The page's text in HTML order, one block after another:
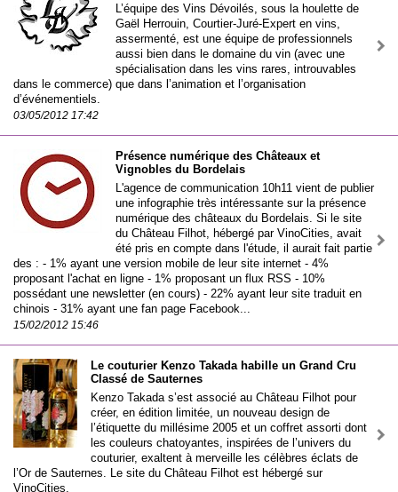
L’équipe des Vins Dévoilés, sous la houlette de
Gaël Herrouin, Courtier-Juré-Expert en vins,
assermenté, est une équipe de professionnels
aussi bien dans le domaine du vin (avec une
spécialisation dans les vins rares, introuvables
dans le commerce) que dans l’animation et l’organisation
d’événementiels.
03/05/2012 17:42
Présence numérique des Châteaux et
Vignobles du Bordelais
L'agence de communication 10h11 vient de publier
une infographie très intéressante sur la présence
numérique des châteaux du Bordelais. Si le site
du Château Filhot, hébergé par VinoCities, avait
été pris en compte dans l'étude, il aurait fait partie
des : - 1% ayant une version mobile de leur site internet - 4%
proposant l'achat en ligne - 1% proposant un flux RSS - 10%
possédant une newsletter (en cours) - 22% ayant leur site traduit en
chinois - 31% ayant une fan page Facebook...
15/02/2012 15:46
Le couturier Kenzo Takada habille un Grand Cru
Classé de Sauternes
Kenzo Takada s’est associé au Château Filhot pour
créer, en édition limitée, un nouveau design de
l’étiquette du millésime 2005 et un coffret assorti dont
les couleurs chatoyantes, inspirées de l’univers du
couturier, exaltent à merveille les célèbres éclats de
l’Or de Sauternes. Le site du Château Filhot est hébergé sur
VinoCities.